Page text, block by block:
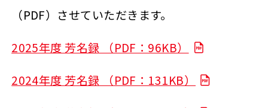
（PDF）させていただきます。
2025年度 芳名録 （PDF：96KB）
2024年度 芳名録 （PDF：131KB）